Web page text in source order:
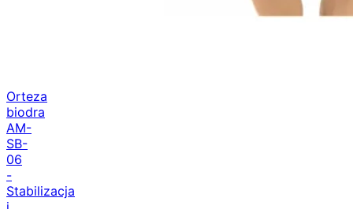
Orteza
biodra
AM-
SB-
06
-
Stabilizacja